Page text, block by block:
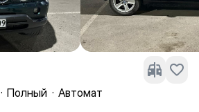
· Полный · Автомат